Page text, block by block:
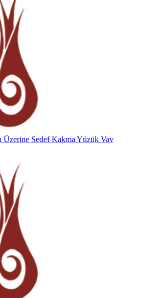
Üzerine Sedef Kakma Yüzük Vav